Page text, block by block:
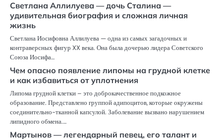
Светлана Аллилуева — дочь Сталина —
удивительная биография и сложная личная
жизнь
Светлана Иосифовна Аллилуева — одна из самых загадочных и
контраверсных фигур XX века. Она была дочерью лидера Советского
Союза Иосифа…
Чем опасно появление липомы на грудной клетке
и как избавиться от уплотнения
Липома грудной клетки – это доброкачественное подкожное
образование. Представлено группой адипоцитов, которые окружены
соединительно-тканной капсулой. Заболевание вызвано нарушением
липидного обмена.…
Мартынов — легендарный певец, его талант и